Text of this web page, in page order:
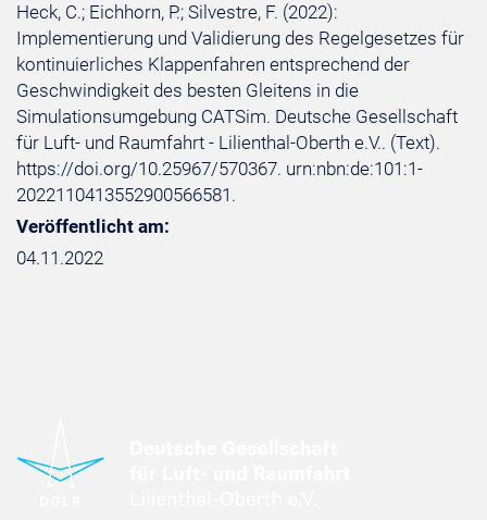
Heck, C.; Eichhorn, P.; Silvestre, F. (2022):
Implementierung und Validierung des Regelgesetzes für
kontinuierliches Klappenfahren entsprechend der
Geschwindigkeit des besten Gleitens in die
Simulationsumgebung CATSim. Deutsche Gesellschaft
für Luft- und Raumfahrt - Lilienthal-Oberth e.V.. (Text).
https://doi.org/10.25967/570367. urn:nbn:de:101:1-
2022110413552900566581.
Veröffentlicht am:
04.11.2022